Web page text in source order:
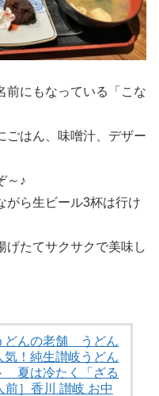
前にもなっている「こな
ごはん、味噌汁、デザー
～♪
がら生ビール3杯は行け
げたてサクサクで美味し
んの老舗 うどん
気！純生讃岐うどん
夏は冷たく「ざる
前］香川 讃岐 お中